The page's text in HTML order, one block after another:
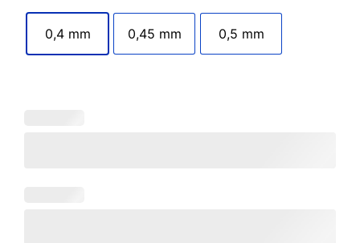
0,4 mm 0,45 mm 0,5 mm